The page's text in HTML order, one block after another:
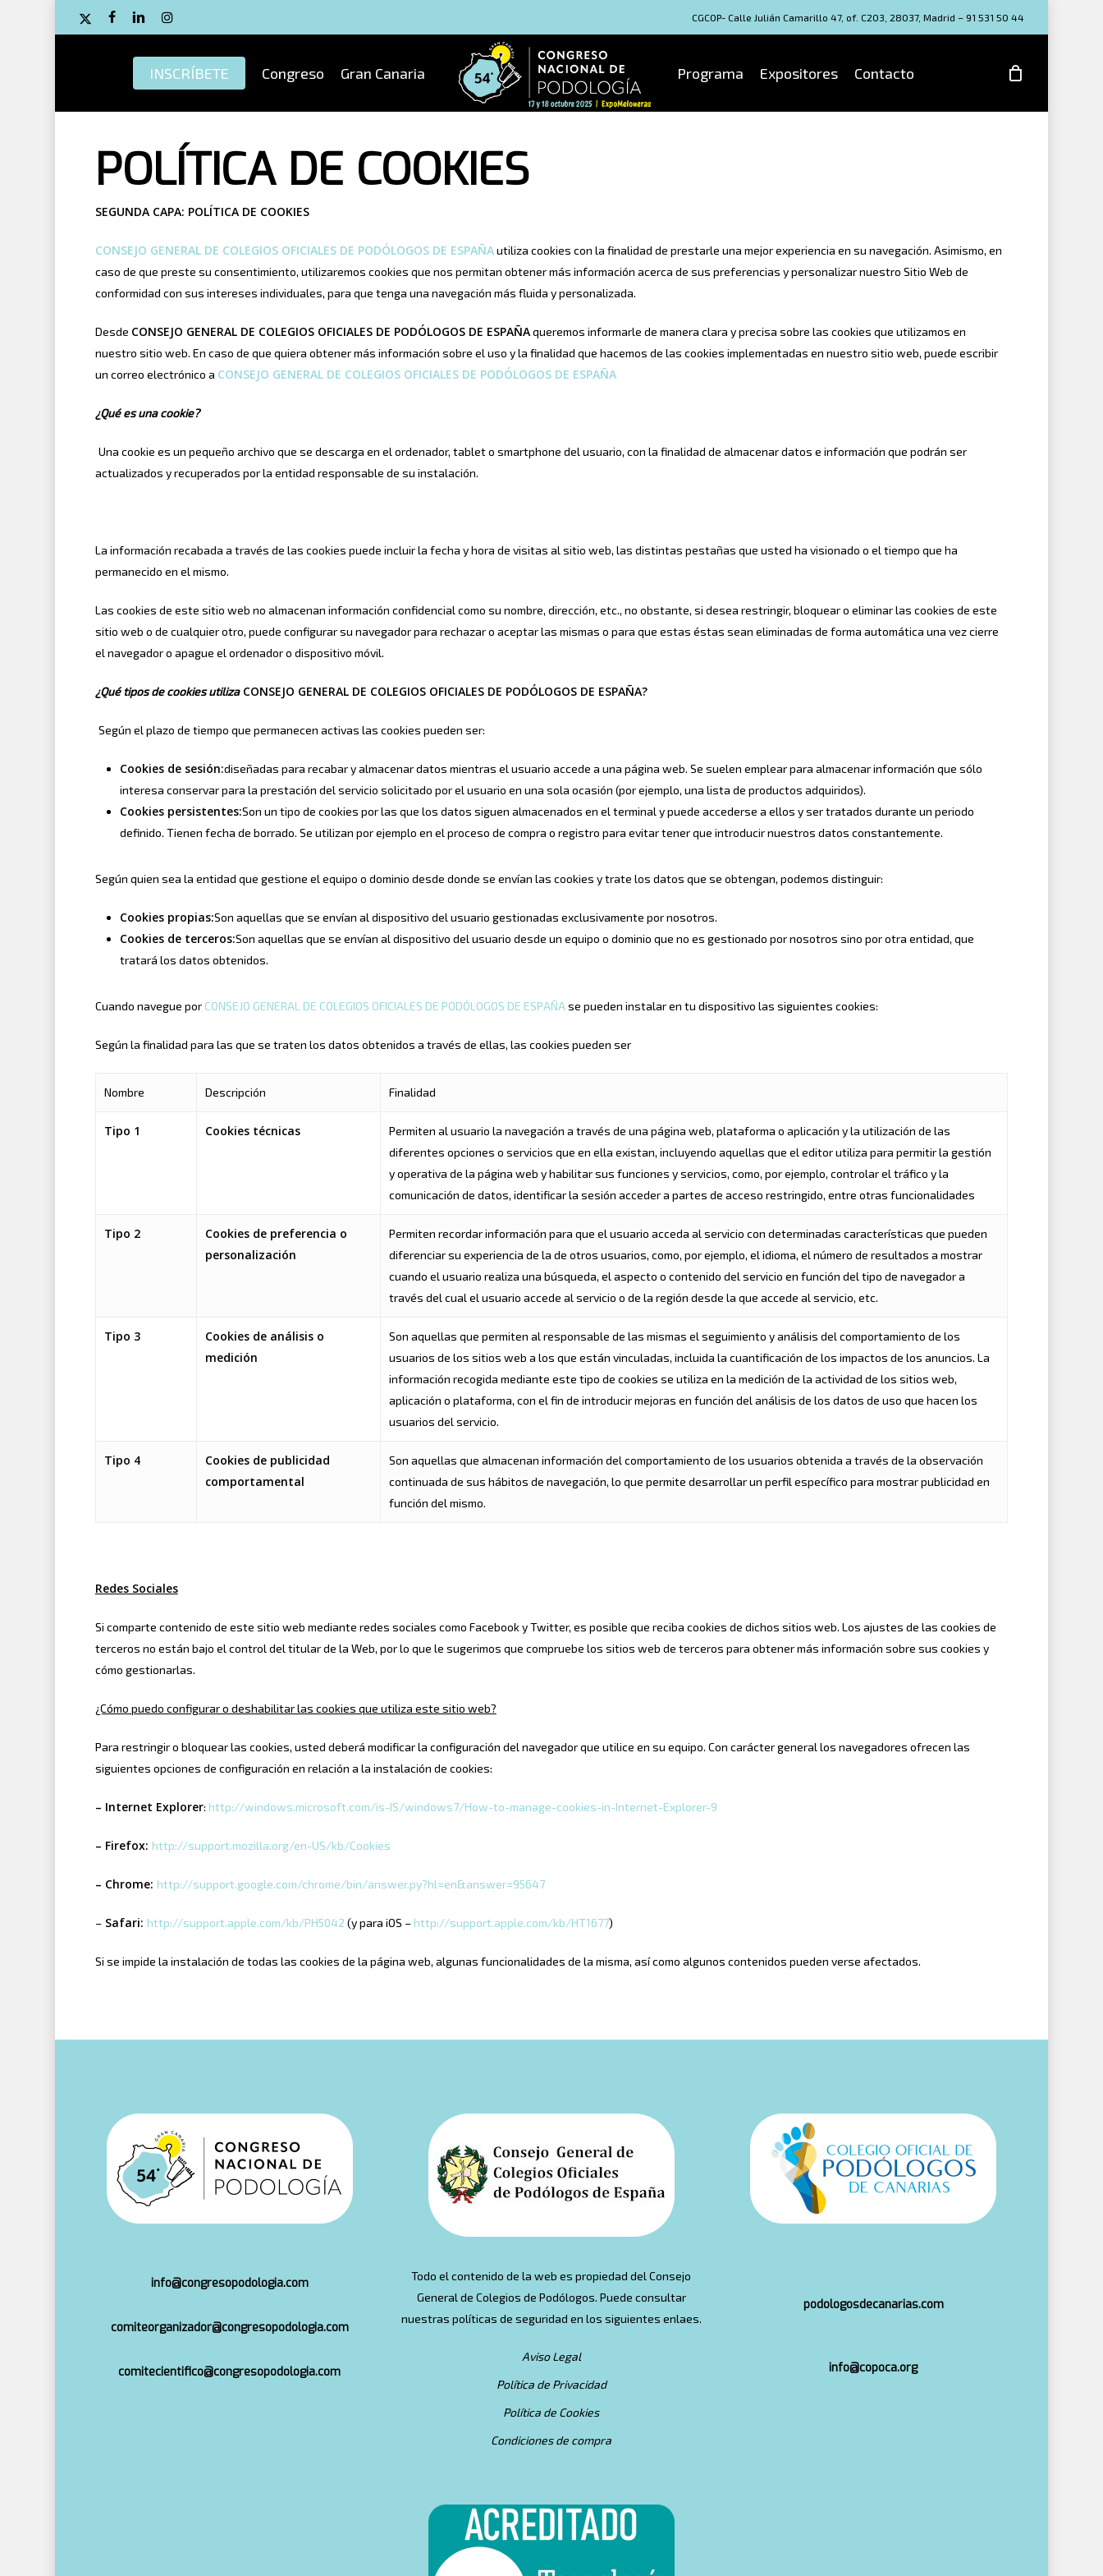
x-
facebooklinkedininstagram CGCOP- Calle Julián Camarillo 47, of. C203, 28037, Madrid – 91 531 50 44
INSCRÍBETE Congreso Gran Canaria Programa Expositores Contacto
POLÍTICA DE COOKIES
SEGUNDA CAPA: POLÍTICA DE COOKIES
CONSEJO GENERAL DE COLEGIOS OFICIALES DE PODÓLOGOS DE ESPAÑAutiliza cookies con la finalidad de prestarle una mejor experiencia en su navegación. Asimismo, en
caso de que preste su consentimiento, utilizaremos cookies que nos permitan obtener más información acerca de sus preferencias y personalizar nuestro Sitio Web de
conformidad con sus intereses individuales, para que tenga una navegación más fluida y personalizada.
Desde CONSEJO GENERAL DE COLEGIOS OFICIALES DE PODÓLOGOS DE ESPAÑAqueremos informarle de manera clara y precisa sobre las cookies que utilizamos en
nuestro sitio web. En caso de que quiera obtener más información sobre el uso y la finalidad que hacemos de las cookies implementadas en nuestro sitio web, puede escribir
un correo electrónico a CONSEJO GENERAL DE COLEGIOS OFICIALES DE PODÓLOGOS DE ESPAÑA
¿Qué es una cookie?
Una cookie es un pequeño archivo que se descarga en el ordenador, tablet o smartphone del usuario, con la finalidad de almacenar datos e información que podrán ser
actualizados y recuperados por la entidad responsable de su instalación.
La información recabada a través de las cookies puede incluir la fecha y hora de visitas al sitio web, las distintas pestañas que usted ha visionado o el tiempo que ha
permanecido en el mismo.
Las cookies de este sitio web no almacenan información confidencial como su nombre, dirección, etc., no obstante, si desea restringir, bloquear o eliminar las cookies de este
sitio web o de cualquier otro, puede configurar su navegador para rechazar o aceptar las mismas o para que estas éstas sean eliminadas de forma automática una vez cierre
el navegador o apague el ordenador o dispositivo móvil.
¿Qué tipos de cookies utilizaCONSEJO GENERAL DE COLEGIOS OFICIALES DE PODÓLOGOS DE ESPAÑA?
Según el plazo de tiempo que permanecen activas las cookies pueden ser:
Cookies de sesión:diseñadas para recabar y almacenar datos mientras el usuario accede a una página web. Se suelen emplear para almacenar información que sólo
interesa conservar para la prestación del servicio solicitado por el usuario en una sola ocasión (por ejemplo, una lista de productos adquiridos).
Cookies persistentes:Son un tipo de cookies por las que los datos siguen almacenados en el terminal y puede accederse a ellos y ser tratados durante un periodo
definido. Tienen fecha de borrado. Se utilizan por ejemplo en el proceso de compra o registro para evitar tener que introducir nuestros datos constantemente.
Según quien sea la entidad que gestione el equipo o dominio desde donde se envían las cookies y trate los datos que se obtengan, podemos distinguir:
Cookies propias:Son aquellas que se envían al dispositivo del usuario gestionadas exclusivamente por nosotros.
Cookies de terceros:Son aquellas que se envían al dispositivo del usuario desde un equipo o dominio que no es gestionado por nosotros sino por otra entidad, que
tratará los datos obtenidos.
Cuando navegue por CONSEJO GENERAL DE COLEGIOS OFICIALES DE PODÓLOGOS DE ESPAÑAse pueden instalar en tu dispositivo las siguientes cookies:
Según la finalidad para las que se traten los datos obtenidos a través de ellas, las cookies pueden ser
Nombre Descripción Finalidad
Tipo 1 Cookies técnicas
Permiten al usuario la navegación a través de una página web, plataforma o aplicación y la utilización de las
diferentes opciones o servicios que en ella existan, incluyendo aquellas que el editor utiliza para permitir la gestión
y operativa de la página web y habilitar sus funciones y servicios, como, por ejemplo, controlar el tráfico y la
comunicación de datos, identificar la sesión acceder a partes de acceso restringido, entre otras funcionalidades
Tipo 2
Cookies de preferencia o
personalización
Permiten recordar información para que el usuario acceda al servicio con determinadas características que pueden
diferenciar su experiencia de la de otros usuarios, como, por ejemplo, el idioma, el número de resultados a mostrar
cuando el usuario realiza una búsqueda, el aspecto o contenido del servicio en función del tipo de navegador a
través del cual el usuario accede al servicio o de la región desde la que accede al servicio, etc.
Tipo 3
Cookies de análisis o
medición
Son aquellas que permiten al responsable de las mismas el seguimiento y análisis del comportamiento de los
usuarios de los sitios web a los que están vinculadas, incluida la cuantificación de los impactos de los anuncios. La
información recogida mediante este tipo de cookies se utiliza en la medición de la actividad de los sitios web,
aplicación o plataforma, con el fin de introducir mejoras en función del análisis de los datos de uso que hacen los
usuarios del servicio.
Tipo 4
Cookies de publicidad
comportamental
Son aquellas que almacenan información del comportamiento de los usuarios obtenida a través de la observación
continuada de sus hábitos de navegación, lo que permite desarrollar un perfil específico para mostrar publicidad en
función del mismo.
Redes Sociales
Si comparte contenido de este sitio web mediante redes sociales como Facebook y Twitter, es posible que reciba cookies de dichos sitios web. Los ajustes de las cookies de
terceros no están bajo el control del titular de la Web, por lo que le sugerimos que compruebe los sitios web de terceros para obtener más información sobre sus cookies y
cómo gestionarlas.
¿Cómo puedo configurar o deshabilitar las cookies que utiliza este sitio web?
Para restringir o bloquear las cookies, usted deberá modificar la configuración del navegador que utilice en su equipo. Con carácter general los navegadores ofrecen las
siguientes opciones de configuración en relación a la instalación de cookies:
– Internet Explorer: http://windows.microsoft.com/is-IS/windows7/How-to-manage-cookies-in-Internet-Explorer-9
– Firefox: http://support.mozilla.org/en-US/kb/Cookies
– Chrome: http://support.google.com/chrome/bin/answer.py?hl=en&answer=95647
–Safari: http://support.apple.com/kb/PH5042 (y para iOS – http://support.apple.com/kb/HT1677)
Si se impide la instalación de todas las cookies de la página web, algunas funcionalidades de la misma, así como algunos contenidos pueden verse afectados.
info@congresopodologia.com
comiteorganizador@congresopodologia.com
comitecientifico@congresopodologia.com
Todo el contenido de la web es propiedad del Consejo
General de Colegios de Podólogos. Puede consultar
nuestras políticas de seguridad en los siguientes enlaes.
Aviso Legal
Política de Privacidad
Política de Cookies
Condiciones de compra
podologosdecanarias.com
info@copoca.org